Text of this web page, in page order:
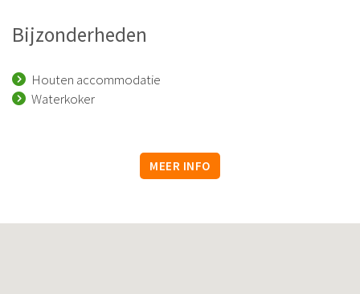
Bijzonderheden
Houten accommodatie
Waterkoker
MEER INFO